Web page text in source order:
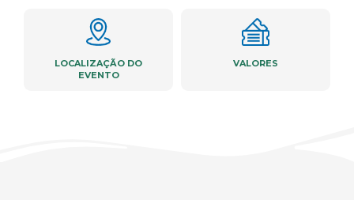
LOCALIZAÇÃO DO
EVENTO
VALORES